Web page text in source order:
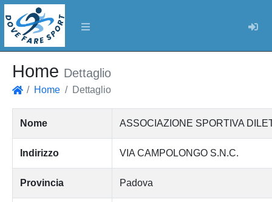
Home Dettaglio
Home Dettaglio
Nome ASSOCIAZIONE SPORTIVA
Indirizzo VIA CAMPOLONGO S.N.C.
Provincia Padova